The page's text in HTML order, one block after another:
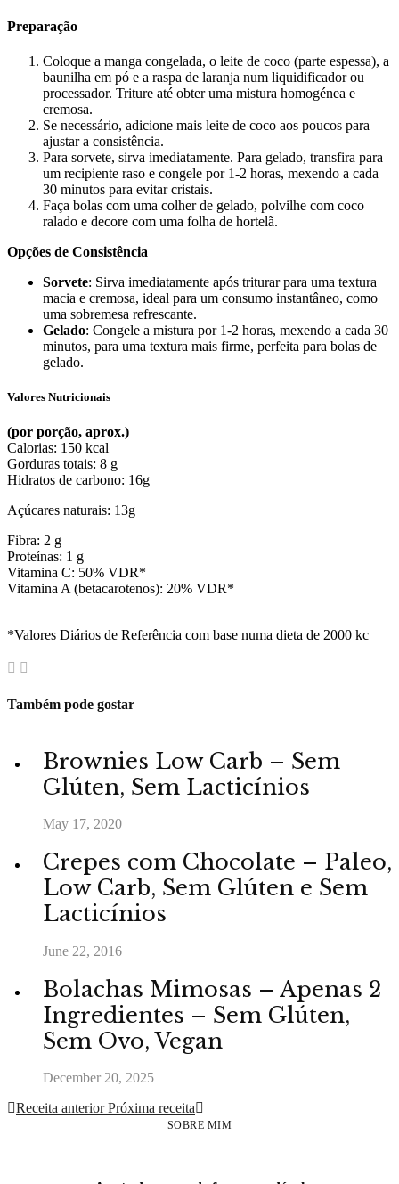
Preparação
Coloque a manga congelada, o leite de coco (parte espessa), a
baunilha em pó e a raspa de laranja num liquidificador ou
processador. Triture até obter uma mistura homogénea e
cremosa.
Se necessário, adicione mais leite de coco aos poucos para
ajustar a consistência.
Para sorvete, sirva imediatamente. Para gelado, transfira para
um recipiente raso e congele por 1-2 horas, mexendo a cada
30 minutos para evitar cristais.
Faça bolas com uma colher de gelado, polvilhe com coco
ralado e decore com uma folha de hortelã.
Opções de Consistência
Sorvete: Sirva imediatamente após triturar para uma textura
macia e cremosa, ideal para um consumo instantâneo, como
uma sobremesa refrescante.
Gelado: Congele a mistura por 1-2 horas, mexendo a cada 30
minutos, para uma textura mais firme, perfeita para bolas de
gelado.
Valores Nutricionais
(por porção, aprox.)
Calorias: 150 kcal
Gorduras totais: 8 g
Hidratos de carbono: 16g
Açúcares naturais: 13g
Fibra: 2 g
Proteínas: 1 g
Vitamina C: 50% VDR*
Vitamina A (betacarotenos): 20% VDR*
*Valores Diários de Referência com base numa dieta de 2000 kc
Também pode gostar
Brownies Low Carb – Sem
Glúten, Sem Lacticínios
May 17, 2020
Crepes com Chocolate – Paleo,
Low Carb, Sem Glúten e Sem
Lacticínios
June 22, 2016
Bolachas Mimosas – Apenas 2
Ingredientes – Sem Glúten,
Sem Ovo, Vegan
December 20, 2025
Receita anterior Próxima receita
SOBRE MIM